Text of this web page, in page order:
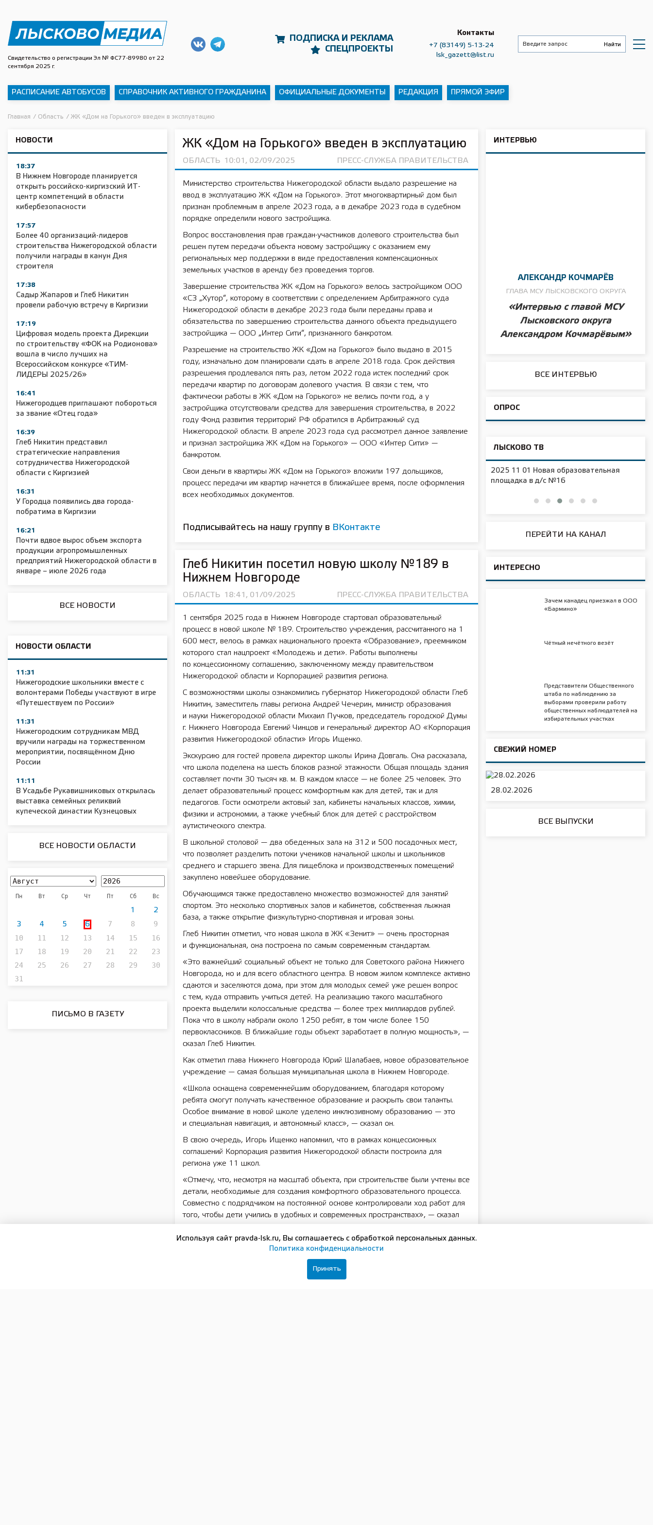
Свидетельство о регистрации Эл № ФС77-89980 от 22
сентября 2025 г.
ПОДПИСКА И РЕКЛАМА
СПЕЦПРОЕКТЫ
Контакты
+7 (83149) 5-13-24
lsk_gazett@list.ru
РАСПИСАНИЕ АВТОБУСОВ СПРАВОЧНИК АКТИВНОГО ГРАЖДАНИНА ОФИЦИАЛЬНЫЕ ДОКУМЕНТЫ РЕДАКЦИЯ ПРЯМОЙ ЭФИР
Главная / Область / ЖК «Дом на Горького» введен в эксплуатацию
НОВОСТИ
18:37
В Нижнем Новгороде планируется
открыть российско-киргизский ИТ-
центр компетенций в области
кибербезопасности
17:57
Более 40 организаций-лидеров
строительства Нижегородской области
получили награды в канун Дня
строителя
17:38
Садыр Жапаров и Глеб Никитин
провели рабочую встречу в Киргизии
17:19
Цифровая модель проекта Дирекции
по строительству «ФОК на Родионова»
вошла в число лучших на
Всероссийском конкурсе «ТИМ-
ЛИДЕРЫ 2025/26»
16:41
Нижегородцев приглашают побороться
за звание «Отец года»
16:39
Глеб Никитин представил
стратегические направления
сотрудничества Нижегородской
области с Киргизией
16:31
У Городца появились два города-
побратима в Киргизии
16:21
Почти вдвое вырос объем экспорта
продукции агропромышленных
предприятий Нижегородской области в
январе – июле 2026 года
ВСЕ НОВОСТИ
НОВОСТИ ОБЛАСТИ
11:31
Нижегородские школьники вместе с
волонтерами Победы участвуют в игре
«Путешествуем по России»
11:31
Нижегородским сотрудникам МВД
вручили награды на торжественном
мероприятии, посвящённом Дню
России
11:11
В Усадьбе Рукавишниковых открылась
выставка семейных реликвий
купеческой династии Кузнецовых
ВСЕ НОВОСТИ ОБЛАСТИ
Пн Вт Ср Чт Пт Сб Вс
1 2
3 4 5 6 7 8
9
10
11 12 13 14 15
16
17
18 19 20 21 22
23
24
25 26 27 28 29
30
31
ПИСЬМО В ГАЗЕТУ
ЖК «Дом на Горького» введен в эксплуатацию
ОБЛАСТЬ 10:01, 02/09/2025 ПРЕСС-СЛУЖБА ПРАВИТЕЛЬСТВА
Министерство строительства Нижегородской области выдало разрешение на
ввод в эксплуатацию ЖК «Дом на Горького». Этот многоквартирный дом был
признан проблемным в апреле 2023 года, а в декабре 2023 года в судебном
порядке определили нового застройщика.
Вопрос восстановления прав граждан-участников долевого строительства был
решен путем передачи объекта новому застройщику с оказанием ему
региональных мер поддержки в виде предоставления компенсационных
земельных участков в аренду без проведения торгов.
Завершение строительства ЖК «Дом на Горького» велось застройщиком ООО
«СЗ „Хутор“, которому в соответствии с определением Арбитражного суда
Нижегородской области в декабре 2023 года были переданы права и
обязательства по завершению строительства данного объекта предыдущего
застройщика — ООО „Интер Сити“, признанного банкротом.
Разрешение на строительство ЖК «Дом на Горького» было выдано в 2015
году, изначально дом планировали сдать в апреле 2018 года. Срок действия
разрешения продлевался пять раз, летом 2022 года истек последний срок
передачи квартир по договорам долевого участия. В связи с тем, что
фактически работы в ЖК «Дом на Горького» не велись почти год, а у
застройщика отсутствовали средства для завершения строительства, в 2022
году Фонд развития территорий РФ обратился в Арбитражный суд
Нижегородской области. В апреле 2023 года суд рассмотрел данное заявление
и признал застройщика ЖК «Дом на Горького» — ООО «Интер Сити» —
банкротом.
Свои деньги в квартиры ЖК «Дом на Горького» вложили 197 дольщиков,
процесс передачи им квартир начнется в ближайшее время, после оформления
всех необходимых документов.
Подписывайтесь на нашу группу в ВКонтакте
Глеб Никитин посетил новую школу №189 в
Нижнем Новгороде
ОБЛАСТЬ 18:41, 01/09/2025 ПРЕСС-СЛУЖБА ПРАВИТЕЛЬСТВА
1 сентября 2025 года в Нижнем Новгороде стартовал образовательный
процесс в новой школе № 189. Строительство учреждения, рассчитанного на 1
600 мест, велось в рамках национального проекта «Образование», преемником
которого стал нацпроект «Молодежь и дети». Работы выполнены
по концессионному соглашению, заключенному между правительством
Нижегородской области и Корпорацией развития региона.
С возможностями школы ознакомились губернатор Нижегородской области Глеб
Никитин, заместитель главы региона Андрей Чечерин, министр образования
и науки Нижегородской области Михаил Пучков, председатель городской Думы
г. Нижнего Новгорода Евгений Чинцов и генеральный директор АО «Корпорация
развития Нижегородской области» Игорь Ищенко.
Экскурсию для гостей провела директор школы Ирина Довгаль. Она рассказала,
что школа поделена на шесть блоков разной этажности. Общая площадь здания
составляет почти 30 тысяч кв. м. В каждом классе — не более 25 человек. Это
делает образовательный процесс комфортным как для детей, так и для
педагогов. Гости осмотрели актовый зал, кабинеты начальных классов, химии,
физики и астрономии, а также учебный блок для детей с расстройством
аутистического спектра.
В школьной столовой — два обеденных зала на 312 и 500 посадочных мест,
что позволяет разделить потоки учеников начальной школы и школьников
среднего и старшего звена. Для пищеблока и производственных помещений
закуплено новейшее оборудование.
Обучающимся также предоставлено множество возможностей для занятий
спортом. Это несколько спортивных залов и кабинетов, собственная лыжная
база, а также открытие физкультурно-спортивная и игровая зоны.
Глеб Никитин отметил, что новая школа в ЖК «Зенит» — очень просторная
и функциональная, она построена по самым современным стандартам.
«Это важнейший социальный объект не только для Советского района Нижнего
Новгорода, но и для всего областного центра. В новом жилом комплексе активно
сдаются и заселяются дома, при этом для молодых семей уже решен вопрос
с тем, куда отправить учиться детей. На реализацию такого масштабного
проекта выделили колоссальные средства — более трех миллиардов рублей.
Пока что в школу набрали около 1250 ребят, в том числе более 150
первоклассников. В ближайшие годы объект заработает в полную мощность», —
сказал Глеб Никитин.
Как отметил глава Нижнего Новгорода Юрий Шалабаев, новое образовательное
учреждение — самая большая муниципальная школа в Нижнем Новгороде.
«Школа оснащена современнейшим оборудованием, благодаря которому
ребята смогут получать качественное образование и раскрыть свои таланты.
Особое внимание в новой школе уделено инклюзивному образованию — это
и специальная навигация, и автономный класс», — сказал он.
В свою очередь, Игорь Ищенко напомнил, что в рамках концессионных
соглашений Корпорация развития Нижегородской области построила для
региона уже 11 школ.
«Отмечу, что, несмотря на масштаб объекта, при строительстве были учтены все
детали, необходимые для создания комфортного образовательного процесса.
Совместно с подрядчиком на постоянной основе контролировали ход работ для
того, чтобы дети учились в удобных и современных пространствах», — сказал
Напомним, национальный проект «Молодежь и дети» реализуется
года. Он включает девять федеральных проектов и программ: «Россия — страна
возможностей», «Мы вместе», «Россия в мире», «Все лучшее детям»,
ИНТЕРВЬЮ
АЛЕКСАНДР КОЧМАРЁВ
ГЛАВА МСУ ЛЫСКОВСКОГО ОКРУГА
«Интервью с главой МСУ
Лысковского округа
Александром Кочмарёвым»
ВСЕ ИНТЕРВЬЮ
ОПРОС
ЛЫСКОВО ТВ
11 01 Сельское хозяйство 2025 2025 11 01 55 лет СОШ №2
2025 11 01 Земли
сельскохозяйственного назначения
2025 11 01 Новая образовательная
площадка в д/с №16
ПЕРЕЙТИ НА КАНАЛ
ИНТЕРЕСНО
Зачем канадец приезжал в ООО
«Бармино»
Чётный нечётного везёт
Представители Общественного
штаба по наблюдению за
выборами проверили работу
общественных наблюдателей на
избирательных участках
СВЕЖИЙ НОМЕР
28.02.2026
ВСЕ ВЫПУСКИ
Используя сайт pravda-lsk.ru, Вы соглашаетесь с обработкой персональных данных.
Политика конфиденциальности
Принять